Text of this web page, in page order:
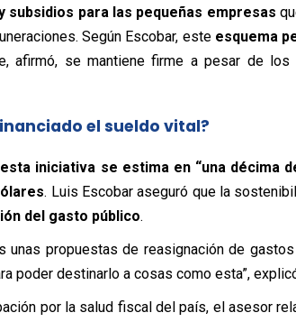
subsidios para las pequeñas empresas
Según Escobar, este esquema
afirmó, se mantiene firme a pesar de los
el sueldo vital?
iniciativa se estima en “una décima
. Luis Escobar aseguró que la
del gasto público.
unas propuestas de reasignación de
poder destinarlo a cosas como esta”,
por la salud fiscal del país, el asesor